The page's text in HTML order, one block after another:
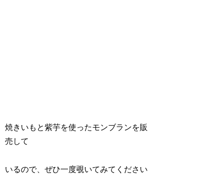
焼きいもと紫芋を使ったモンブランを販
売して
いるので、ぜひ一度覗いてみてください